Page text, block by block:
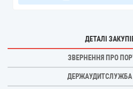
ДЕТАЛІ
ЗВЕРНЕННЯ ПРО
ДЕРЖАУДИТСЛУЖБА